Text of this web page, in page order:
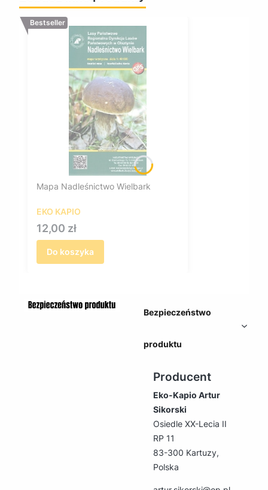
Bestseller
Mapa Nadleśnictwo Wielbark
EKO KAPIO
Cena
12,00 zł
Do koszyka
Bezpieczeństwo
produktu
Producent
Eko-Kapio Artur
Sikorski
Osiedle XX-Lecia II
RP 11
83-300 Kartuzy,
Polska